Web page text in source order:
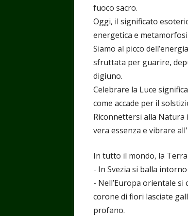
fuoco sacro.
Oggi, il significato
energetica e metamorfosi.
Siamo al picco
sfruttata per guarire,
digiuno.
Celebrare la Luce
come accade per il
Riconnettersi alla
vera essenza e vibrare
In tutto il mondo, la Terra
- In Svezia si balla
- Nell’Europa orientale
corone di fiori lasciate
profano.